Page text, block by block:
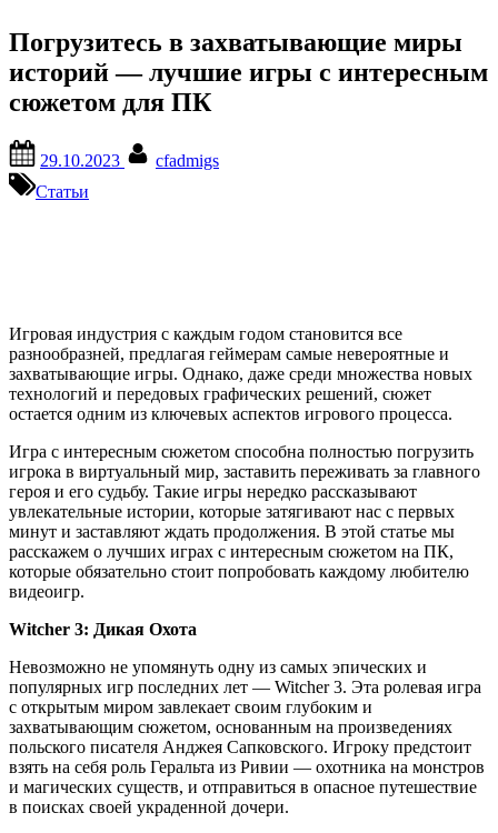
Погрузитесь в захватывающие миры
историй — лучшие игры с интересным
сюжетом для ПК
on
29.10.2023
cfadmigs
Статьи
Игровая индустрия с каждым годом становится все
разнообразней, предлагая геймерам самые невероятные и
захватывающие игры. Однако, даже среди множества новых
технологий и передовых графических решений, сюжет
остается одним из ключевых аспектов игрового процесса.
Игра с интересным сюжетом способна полностью погрузить
игрока в виртуальный мир, заставить переживать за главного
героя и его судьбу. Такие игры нередко рассказывают
увлекательные истории, которые затягивают нас с первых
минут и заставляют ждать продолжения. В этой статье мы
расскажем о лучших играх с интересным сюжетом на ПК,
которые обязательно стоит попробовать каждому любителю
видеоигр.
Witcher 3: Дикая Охота
Невозможно не упомянуть одну из самых эпических и
популярных игр последних лет — Witcher 3. Эта ролевая игра
с открытым миром завлекает своим глубоким и
захватывающим сюжетом, основанным на произведениях
польского писателя Анджея Сапковского. Игроку предстоит
взять на себя роль Геральта из Ривии — охотника на монстров
и магических существ, и отправиться в опасное путешествие
в поисках своей украденной дочери.